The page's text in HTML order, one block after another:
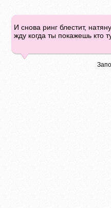
И снова ринг блестит,
жду когда ты покажешь кто